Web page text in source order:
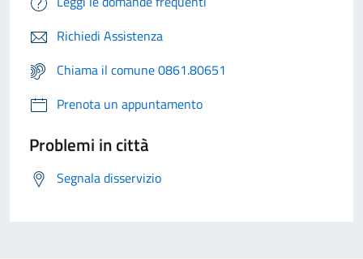
Richiedi Assistenza
Chiama il comune 0861.80651
Prenota un appuntamento
Problemi in città
Segnala disservizio